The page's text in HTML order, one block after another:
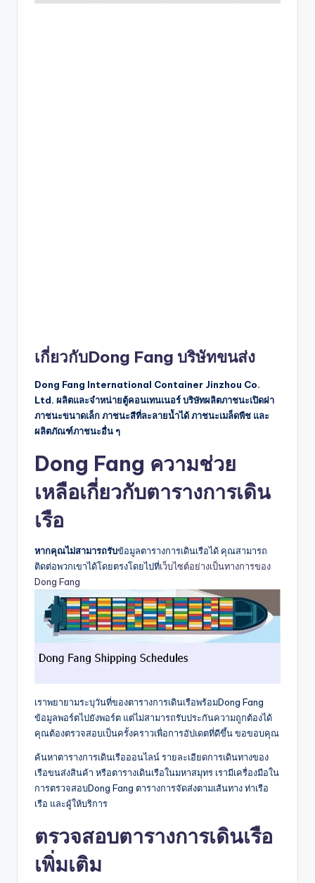
เกี่ยวกับDong Fang บริษัทขนส่ง
Dong Fang International Container Jinzhou Co.
Ltd. ผลิตและจำหน่ายตู้คอนเทนเนอร์ บริษัทผลิตภาชนะเปิดฝา
ภาชนะขนาดเล็ก ภาชนะสีที่ละลายน้ำได้ ภาชนะเมล็ดพืช และ
ผลิตภัณฑ์ภาชนะอื่น ๆ
Dong Fang ความช่วย
เหลือเกี่ยวกับตารางการเดิน
เรือ
หากคุณไม่สามารถรับข้อมูลตารางการเดินเรือได้ คุณสามารถ
ติดต่อพวกเขาได้โดยตรงโดยไปที่เว็บไซต์อย่างเป็นทางการของ
Dong Fang
เราพยายามระบุวันที่ของตารางการเดินเรือพร้อมDong Fang
ข้อมูลพอร์ตไปยังพอร์ต แต่ไม่สามารถรับประกันความถูกต้องได้
คุณต้องตรวจสอบเป็นครั้งคราวเพื่อการอัปเดตที่ดีขึ้น ขอขอบคุณ
ค้นหาตารางการเดินเรือออนไลน์ รายละเอียดการเดินทางของ
เรือขนส่งสินค้า หรือตารางเดินเรือในมหาสมุทร เรามีเครื่องมือใน
การตรวจสอบDong Fang ตารางการจัดส่งตามเส้นทาง ท่าเรือ
เรือ และผู้ให้บริการ
ตรวจสอบตารางการเดินเรือ
เพิ่มเติม